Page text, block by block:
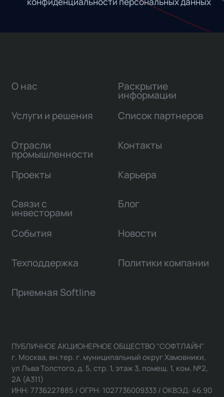
О нас
Услуги и решения
Отрасли
промышленности
Проекты
Связи с
инвесторами
Раскрытие
информации
Список партнеров
Контакты
Карьера
Блог
События Новости
Техподдержка Политики компании
Приемная Softline
ПУБЛИЧНОЕ АКЦИОНЕРНОЕ ОБЩЕСТВО "СОФТЛАЙН"
г. Москва, вн.тер. г. муниципальный округ Хамовники,
ул Льва Толстого, д. 5, стр. 1, этаж 3, помещ. 1, ком. №2,
2А (А311)
ИНН: 7736227885 / ОГРН: 1027736009333 / ОКВЭД: 46.90